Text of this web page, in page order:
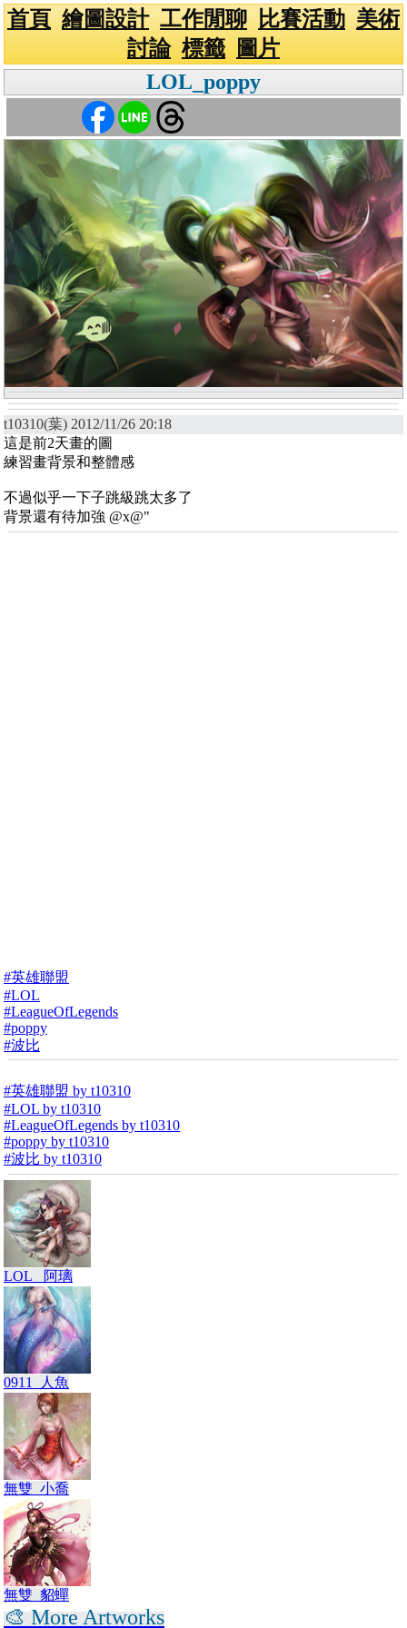
首頁 繪圖設計 工作閒聊 比賽活動 美術
討論 標籤
圖片
LOL_poppy
t10310(葉) 2012/11/26 20:18
這是前2天畫的圖
練習畫背景和整體感
不過似乎一下子跳級跳太多了
背景還有待加強 @x@"
#英雄聯盟
#LOL
#LeagueOfLegends
#poppy
#波比
#英雄聯盟 by t10310
#LOL by t10310
#LeagueOfLegends by t10310
#poppy by t10310
#波比 by t10310
LOL_ 阿璃
0911_人魚
無雙_小喬
無雙_貂蟬
🎨 More Artworks